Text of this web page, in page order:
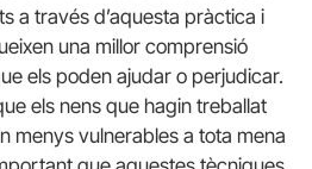
a través d’aquesta pràctica i
una millor comprensió
els poden ajudar o perjudicar.
els nens que hagin treballat
menys vulnerables a tota mena